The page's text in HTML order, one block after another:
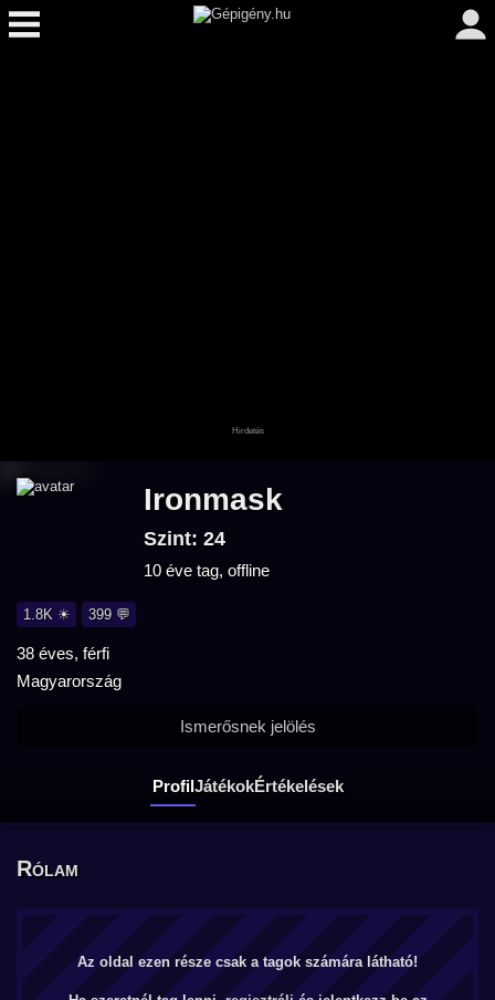
Ironmask
Szint: 24
10 éve tag, offline
1.8K ☀ 399 💬
38 éves, férfi
Magyarország
ProfilJátékokÉrtékelések
Ismerősnek jelölés
Rólam
Az oldal ezen része csak a tagok számára látható!